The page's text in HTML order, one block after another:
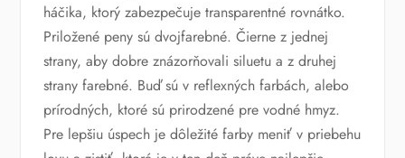
háčika, ktorý zabezpečuje transparentné rovnátko.
Priložené peny sú dvojfarebné. Čierne z jednej
strany, aby dobre znázorňovali siluetu a z druhej
strany farebné. Buď sú v reflexných farbách, alebo
prírodných, ktoré sú prirodzené pre vodné hmyz.
Pre lepšiu úspech je dôležité farby meniť v priebehu